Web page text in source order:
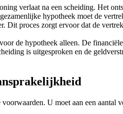
verlaat na een scheiding. Het
hypotheek moet de
proces zorgt ervoor dat de
de hypotheek alleen. De
is uitgesproken en de
U moet aan een aantal